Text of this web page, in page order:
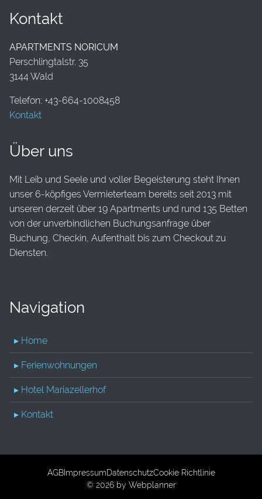
Kontakt
APARTMENTS NORICUM
Perschlingtalstr. 35
3144 Wald
Telefon: +43-664-1008458
Kontakt
Über uns
Mit Leib und Seele und voller Begeisterung steht Ihnen
unser 6-köpfiges Vermieterteam bereits seit 2013 mit
unseren derzeit über 19 Apartments und rund 135 Betten
von der unverbindlichen Buchungsanfrage über
Buchung, Checkin, Aufenthalt bis zum Checkout zu
Diensten.
Navigation
▸ Home
▸ Ferienwohnungen
▸ Hotel Mariazellerhof
▸ Kontakt
AGBImpressumDatenschutzCookie Richtlinie
© 2026 by Webplanner